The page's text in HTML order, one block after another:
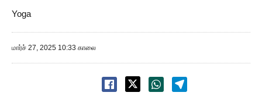
Yoga
மார்ச் 27, 2025 10:33 காலை